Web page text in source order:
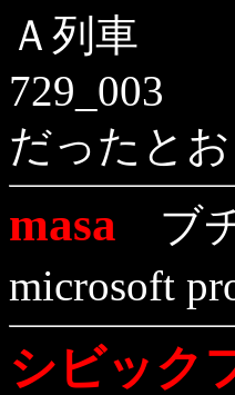
Ａ列車
729_003
だったとお
masa ブ
microsoft
シビック